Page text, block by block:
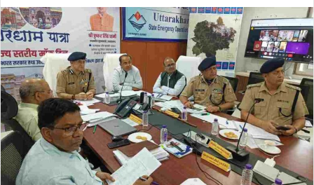
d
a
n
e
m
a
i
l